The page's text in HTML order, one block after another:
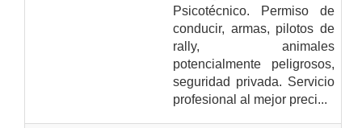
Psicotécnico. Permiso de
conducir, armas, pilotos de
rally, animales
potencialmente peligrosos,
seguridad privada. Servicio
profesional al mejor preci...